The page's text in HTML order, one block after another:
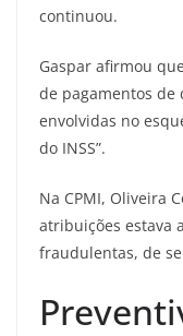
continuou.
Gaspar afirmou
de pagamentos de
envolvidas no
do INSS”.
Na CPMI, Oliveira
atribuições estava
fraudulentas, de